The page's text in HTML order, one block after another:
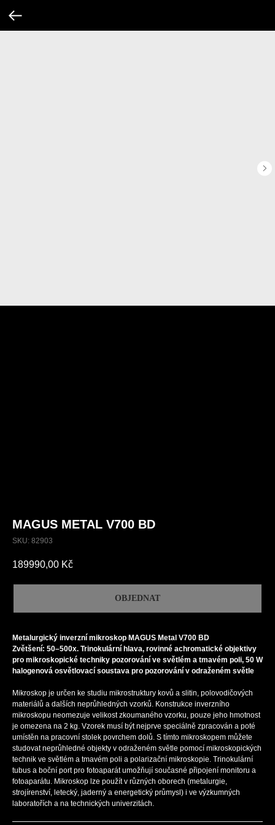
MAGUS METAL V700 BD
SKU: 82903
189990,00 Kč
OBJEDNAT
Metalurgický inverzní mikroskop MAGUS Metal V700 BD
Zvětšení: 50–500х. Trinokulární hlava, rovinné achromatické objektivy
pro mikroskopické techniky pozorování ve světlém a tmavém poli, 50 W
halogenová osvětlovací soustava pro pozorování v odraženém světle
Mikroskop je určen ke studiu mikrostruktury kovů a slitin, polovodičových
materiálů a dalších neprůhledných vzorků. Konstrukce inverzního
mikroskopu neomezuje velikost zkoumaného vzorku, pouze jeho hmotnost
je omezena na 2 kg. Vzorek musí být nejprve speciálně zpracován a poté
umístěn na pracovní stolek povrchem dolů. S tímto mikroskopem můžete
studovat neprůhledné objekty v odraženém světle pomocí mikroskopických
technik ve světlém a tmavém poli a polarizační mikroskopie. Trinokulární
tubus a boční port pro fotoaparát umožňují současné připojení monitoru a
fotoaparátu. Mikroskop lze použít v různých oborech (metalurgie,
strojírenství, letecký, jaderný a energetický průmysl) i ve výzkumných
laboratořích a na technických univerzitách.